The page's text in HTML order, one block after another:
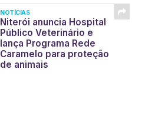
NOTÍCIAS
Niterói anuncia Hospital
Público Veterinário e
lança Programa Rede
Caramelo para proteção
de animais